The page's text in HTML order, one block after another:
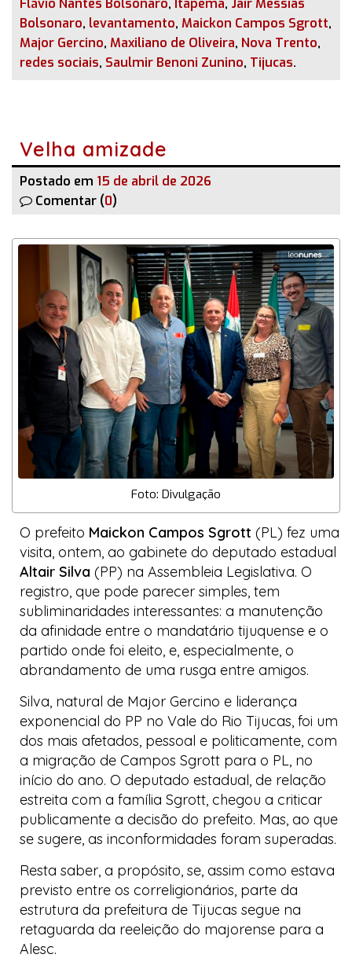
Flávio Nantes Bolsonaro, Itapema, Jair Messias
Bolsonaro, levantamento, Maickon Campos Sgrott,
Major Gercino, Maxiliano de Oliveira, Nova Trento,
redes sociais, Saulmir Benoni Zunino, Tijucas.
Velha amizade
Postado em 15 de abril de 2026
Comentar (0)
Foto: Divulgação
O prefeito Maickon Campos Sgrott (PL) fez uma
visita, ontem, ao gabinete do deputado estadual
Altair Silva (PP) na Assembleia Legislativa. O
registro, que pode parecer simples, tem
subliminaridades interessantes: a manutenção
da afinidade entre o mandatário tijuquense e o
partido onde foi eleito, e, especialmente, o
abrandamento de uma rusga entre amigos.
Silva, natural de Major Gercino e liderança
exponencial do PP no Vale do Rio Tijucas, foi um
dos mais afetados, pessoal e politicamente, com
a migração de Campos Sgrott para o PL, no
início do ano. O deputado estadual, de relação
estreita com a família Sgrott, chegou a criticar
publicamente a decisão do prefeito. Mas, ao que
se sugere, as inconformidades foram superadas.
Resta saber, a propósito, se, assim como estava
previsto entre os correligionários, parte da
estrutura da prefeitura de Tijucas segue na
retaguarda da reeleição do majorense para a
Alesc.